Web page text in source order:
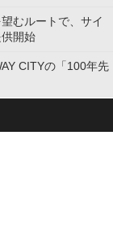
むルートで、サイ
開始
CITYの「100年先